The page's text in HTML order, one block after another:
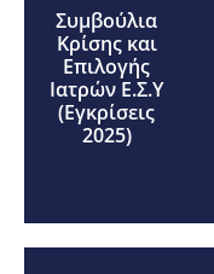
Συμβούλια
Κρίσης και
Επιλογής
Ιατρών Ε.Σ.Υ
(Εγκρίσεις
2025)